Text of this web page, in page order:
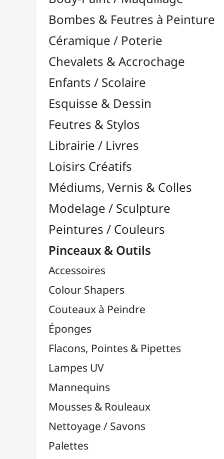
Feutres & Stylos
Librairie / Livres
Loisirs Créatifs
Médiums, Vernis & Colles
Modelage / Sculpture
Peintures / Couleurs
Accessoires
Colour Shapers
Couteaux à Peindre
Éponges
Lampes UV
Mannequins
Nettoyage / Savons
Palettes
Pinceaux

Lots & Sets de Pinceaux
Pinceaux Par Marques
Pinceaux Bob Ross
Pinceaux Da Vinci
Pinceaux FM Brush
Pinceaux Liquitex
Pinceaux LUKAS
Pinceaux MILAN
Pinceaux NID'ART
Pinceaux O'Color
Pinceaux Pébéo
Pinceaux Raphaël
Pinceaux TULIP
Pinceaux Zahn Pinsel
Pinceaux Cléopâtre